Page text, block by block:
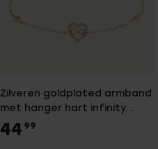
Zilveren goldplated armband
met hanger hart infinity
zirkonia
44 99